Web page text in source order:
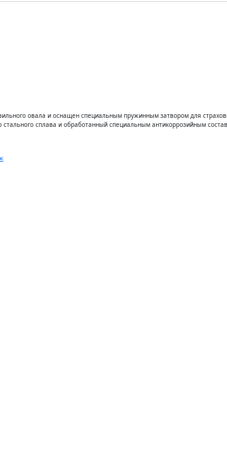
овала и оснащен специальным пружинным затвором для
стального сплава и обработанный специальным антикоррозийным